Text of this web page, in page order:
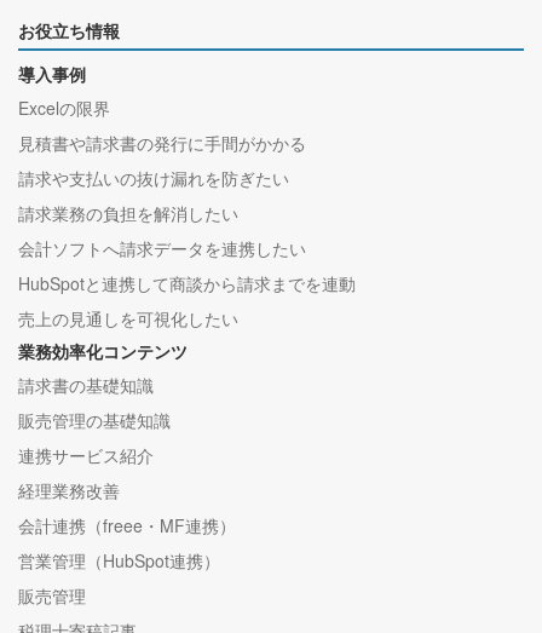
お役立ち情報
導入事例
Excelの限界
見積書や請求書の発行に手間がかかる
請求や支払いの抜け漏れを防ぎたい
請求業務の負担を解消したい
会計ソフトへ請求データを連携したい
HubSpotと連携して商談から請求までを連動
売上の見通しを可視化したい
業務効率化コンテンツ
請求書の基礎知識
販売管理の基礎知識
連携サービス紹介
経理業務改善
会計連携（freee・MF連携）
営業管理（HubSpot連携）
販売管理